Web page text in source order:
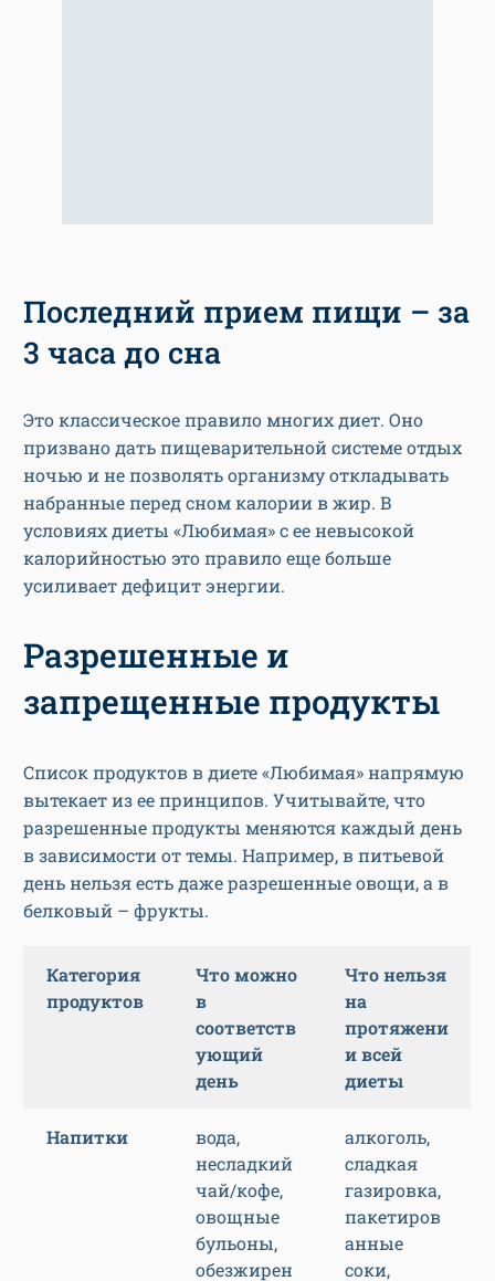
Последний прием пищи – за
3 часа до сна
Это классическое правило многих диет. Оно
призвано дать пищеварительной системе отдых
ночью и не позволять организму откладывать
набранные перед сном калории в жир. В
условиях диеты «Любимая» с ее невысокой
калорийностью это правило еще больше
усиливает дефицит энергии.
Разрешенные и
запрещенные продукты
Список продуктов в диете «Любимая» напрямую
вытекает из ее принципов. Учитывайте, что
разрешенные продукты меняются каждый день
в зависимости от темы. Например, в питьевой
день нельзя есть даже разрешенные овощи, а в
белковый – фрукты.
Категория
продуктов
Что можно
в
соответств
ующий
день
Что нельзя
на
протяжени
и всей
диеты
Напитки
вода,
несладкий
чай/кофе,
овощные
бульоны,
обезжирен
алкоголь,
сладкая
газировка,
пакетиров
анные
соки,